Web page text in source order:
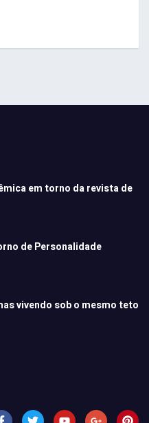
em torno da revista de
de Personalidade
vivendo sob o mesmo teto